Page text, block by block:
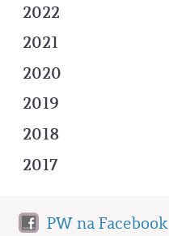
2022
2021
2020
2019
2018
2017
PW na Facebook